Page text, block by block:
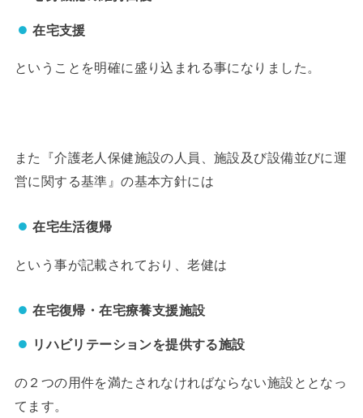
在宅支援
ということを明確に盛り込まれる事になりました。
また『介護老人保健施設の人員、施設及び設備並びに運
営に関する基準』の基本方針には
在宅生活復帰
という事が記載されており、老健は
在宅復帰・在宅療養支援施設
リハビリテーションを提供する施設
の２つの用件を満たされなければならない施設ととなっ
てます。